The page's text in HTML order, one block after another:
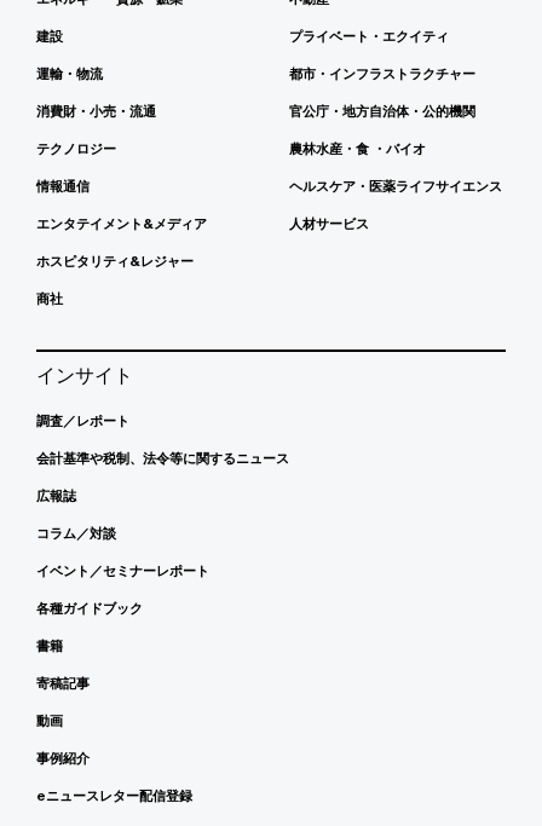
建設
運輸・物流
消費財・小売・流通
テクノロジー
情報通信
エンタテイメント&メディア
ホスピタリティ&レジャー
商社
プライベート・エクイティ
都市・インフラストラクチャー
官公庁・地方自治体・公的機関
農林水産・食 ・バイオ
ヘルスケア・医薬ライフサイエンス
人材サービス
インサイト
調査／レポート
会計基準や税制、法令等に関するニュース
広報誌
コラム／対談
イベント／セミナーレポート
各種ガイドブック
書籍
寄稿記事
動画
事例紹介
eニュースレター配信登録